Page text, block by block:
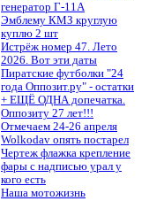
генератор Г-11А
Эмблему КМЗ круглую
куплю 2 шт
Истрёж номер 47. Лето
2026. Вот эти даты
Пиратские футболки "24
года Оппозит.ру" - остатки
+ ЕЩЁ ОДНА допечатка.
Оппозиту 27 лет!!!
Отмечаем 24-26 апреля
Wolkodav опять постарел
Чертеж флажка крепление
фары с надписью урал у
кого есть
Наша мотожизнь